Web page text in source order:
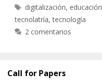
Etiquetas
digitalización, educación
tecnolatría,tecnología
2 comentarios
Call for Papers